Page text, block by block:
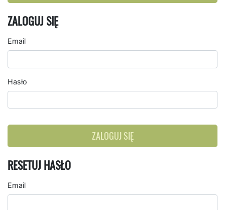
ZALOGUJ SIĘ
Email
Hasło
ZALOGUJ SIĘ
RESETUJ HASŁO
Email